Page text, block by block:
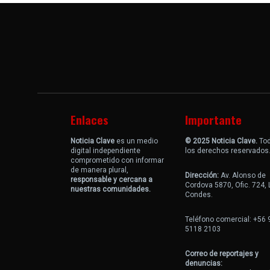
Enlaces
Noticia Clave es un medio
digital independiente
comprometido con informar
de manera plural,
responsable y cercana a
nuestras comunidades.
Importante
© 2025 Noticia Clave.
los derechos reservados.
Dirección: Av. Alonso de
Cordova 5870, Ofic. 724,
Condes.
Teléfono comercial: +56
5118 2103
Correo de reportajes y
denuncias: